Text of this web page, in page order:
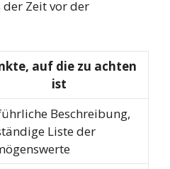
Zeit vor der
auf die zu achten
ist
Beschreibung,
Liste der